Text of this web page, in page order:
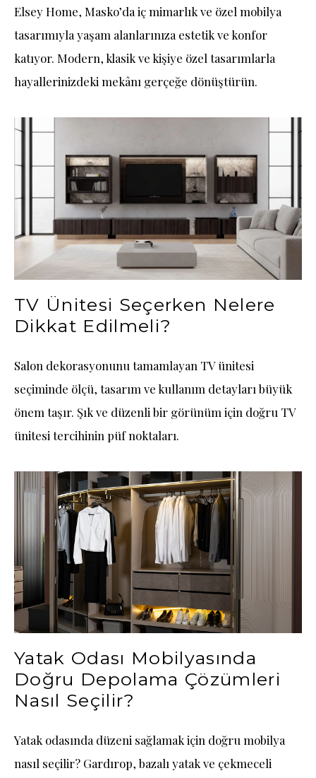
Elsey Home, Masko’da iç mimarlık ve özel mobilya
tasarımıyla yaşam alanlarınıza estetik ve konfor
katıyor. Modern, klasik ve kişiye özel tasarımlarla
hayallerinizdeki mekânı gerçeğe dönüştürün.
TV Ünitesi Seçerken Nelere
Dikkat Edilmeli?
Salon dekorasyonunu tamamlayan TV ünitesi
seçiminde ölçü, tasarım ve kullanım detayları büyük
önem taşır. Şık ve düzenli bir görünüm için doğru TV
ünitesi tercihinin püf noktaları.
Yatak Odası Mobilyasında
Doğru Depolama Çözümleri
Nasıl Seçilir?
Yatak odasında düzeni sağlamak için doğru mobilya
nasıl seçilir? Gardırop, bazalı yatak ve çekmeceli